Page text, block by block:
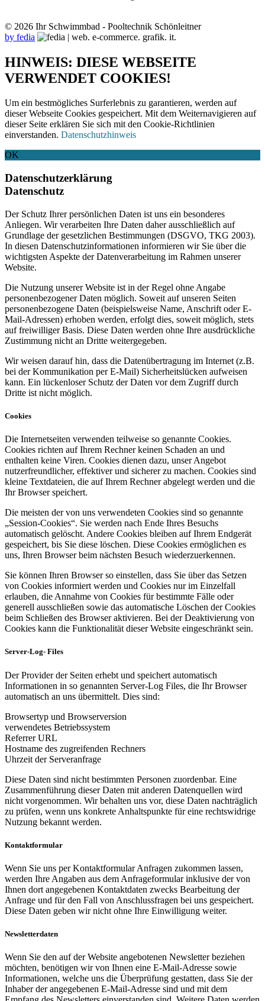
© 2026 Ihr Schwimmbad - Pooltechnik Schönleitner
by fedia
HINWEIS: DIESE WEBSEITE
VERWENDET COOKIES!
Um ein bestmögliches Surferlebnis zu garantieren, werden auf
dieser Webseite Cookies gespeichert. Mit dem Weiternavigieren auf
dieser Seite erklären Sie sich mit den Cookie-Richtlinien
einverstanden. Datenschutzhinweis
OK
Datenschutzerklärung
Datenschutz
Der Schutz Ihrer persönlichen Daten ist uns ein besonderes
Anliegen. Wir verarbeiten Ihre Daten daher ausschließlich auf
Grundlage der gesetzlichen Bestimmungen (DSGVO, TKG 2003).
In diesen Datenschutzinformationen informieren wir Sie über die
wichtigsten Aspekte der Datenverarbeitung im Rahmen unserer
Website.
Die Nutzung unserer Website ist in der Regel ohne Angabe
personenbezogener Daten möglich. Soweit auf unseren Seiten
personenbezogene Daten (beispielsweise Name, Anschrift oder E-
Mail-Adressen) erhoben werden, erfolgt dies, soweit möglich, stets
auf freiwilliger Basis. Diese Daten werden ohne Ihre ausdrückliche
Zustimmung nicht an Dritte weitergegeben.
Wir weisen darauf hin, dass die Datenübertragung im Internet (z.B.
bei der Kommunikation per E-Mail) Sicherheitslücken aufweisen
kann. Ein lückenloser Schutz der Daten vor dem Zugriff durch
Dritte ist nicht möglich.
Cookies
Die Internetseiten verwenden teilweise so genannte Cookies.
Cookies richten auf Ihrem Rechner keinen Schaden an und
enthalten keine Viren. Cookies dienen dazu, unser Angebot
nutzerfreundlicher, effektiver und sicherer zu machen. Cookies sind
kleine Textdateien, die auf Ihrem Rechner abgelegt werden und die
Ihr Browser speichert.
Die meisten der von uns verwendeten Cookies sind so genannte
„Session-Cookies“. Sie werden nach Ende Ihres Besuchs
automatisch gelöscht. Andere Cookies bleiben auf Ihrem Endgerät
gespeichert, bis Sie diese löschen. Diese Cookies ermöglichen es
uns, Ihren Browser beim nächsten Besuch wiederzuerkennen.
Sie können Ihren Browser so einstellen, dass Sie über das Setzen
von Cookies informiert werden und Cookies nur im Einzelfall
erlauben, die Annahme von Cookies für bestimmte Fälle oder
generell ausschließen sowie das automatische Löschen der Cookies
beim Schließen des Browser aktivieren. Bei der Deaktivierung von
Cookies kann die Funktionalität dieser Website eingeschränkt sein.
Server-Log- Files
Der Provider der Seiten erhebt und speichert automatisch
Informationen in so genannten Server-Log Files, die Ihr Browser
automatisch an uns übermittelt. Dies sind:
Browsertyp und Browserversion
verwendetes Betriebssystem
Referrer URL
Hostname des zugreifenden Rechners
Uhrzeit der Serveranfrage
Diese Daten sind nicht bestimmten Personen zuordenbar. Eine
Zusammenführung dieser Daten mit anderen Datenquellen wird
nicht vorgenommen. Wir behalten uns vor, diese Daten nachträglich
zu prüfen, wenn uns konkrete Anhaltspunkte für eine rechtswidrige
Nutzung bekannt werden.
Kontaktformular
Wenn Sie uns per Kontaktformular Anfragen zukommen lassen,
werden Ihre Angaben aus dem Anfrageformular inklusive der von
Ihnen dort angegebenen Kontaktdaten zwecks Bearbeitung der
Anfrage und für den Fall von Anschlussfragen bei uns gespeichert.
Diese Daten geben wir nicht ohne Ihre Einwilligung weiter.
Newsletterdaten
Wenn Sie den auf der Website angebotenen Newsletter beziehen
möchten, benötigen wir von Ihnen eine E-Mail-Adresse sowie
Informationen, welche uns die Überprüfung gestatten, dass Sie der
Inhaber der angegebenen E-Mail-Adresse sind und mit dem